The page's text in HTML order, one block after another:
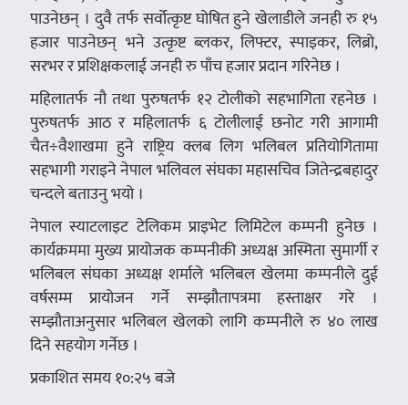
पाउनेछन् । दुवै तर्फ सर्वोत्कृष्ट घोषित हुने खेलाडीले जनही रु १५
हजार पाउनेछन् भने उत्कृष्ट ब्लकर, लिफ्टर, स्पाइकर, लिब्रो,
सरभर र प्रशिक्षकलाई जनही रु पाँच हजार प्रदान गरिनेछ ।
महिलातर्फ नौ तथा पुरुषतर्फ १२ टोलीको सहभागिता रहनेछ ।
पुरुषतर्फ आठ र महिलातर्फ ६ टोलीलाई छनोट गरी आगामी
चैत÷वैशाखमा हुने राष्ट्रिय क्लब लिग भलिबल प्रतियोगितामा
सहभागी गराइने नेपाल भलिवल संघका महासचिव जितेन्द्रबहादुर
चन्दले बताउनु भयो ।
नेपाल स्याटलाइट टेलिकम प्राइभेट लिमिटेल कम्पनी हुनेछ ।
कार्यक्रममा मुख्य प्रायोजक कम्पनीकी अध्यक्ष अस्मिता सुमार्गी र
भलिबल संघका अध्यक्ष शर्माले भलिबल खेलमा कम्पनीले दुई
वर्षसम्म प्रायोजन गर्ने सम्झौतापत्रमा हस्ताक्षर गरे ।
सम्झौताअनुसार भलिबल खेलको लागि कम्पनीले रु ४० लाख
दिने सहयोग गर्नेछ ।
प्रकाशित समय १०:२५ बजे